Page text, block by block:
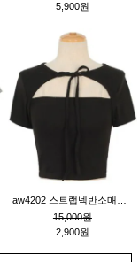
5,900원
15,000원
2,900원